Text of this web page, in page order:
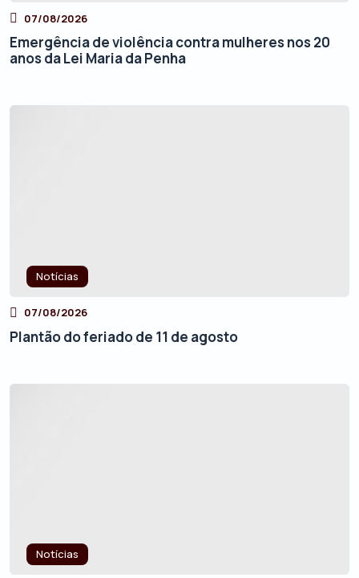
07/08/2026
Emergência de violência contra mulheres nos 20
anos da Lei Maria da Penha
Notícias
07/08/2026
Plantão do feriado de 11 de agosto
Notícias